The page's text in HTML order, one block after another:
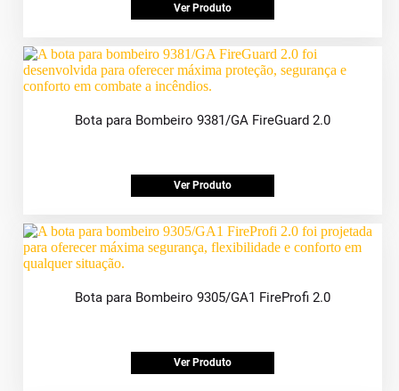
Ver Produto
Bota para Bombeiro 9381/GA FireGuard 2.0
Ver Produto
Bota para Bombeiro 9305/GA1 FireProfi 2.0
Ver Produto